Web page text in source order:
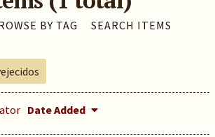
BY TAG SEARCH ITEMS
Date Added